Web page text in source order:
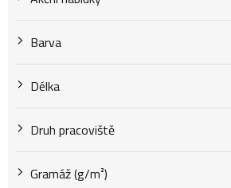
k
ů
Barva
Délka
Druh pracoviště
Gramáž (g/m²)